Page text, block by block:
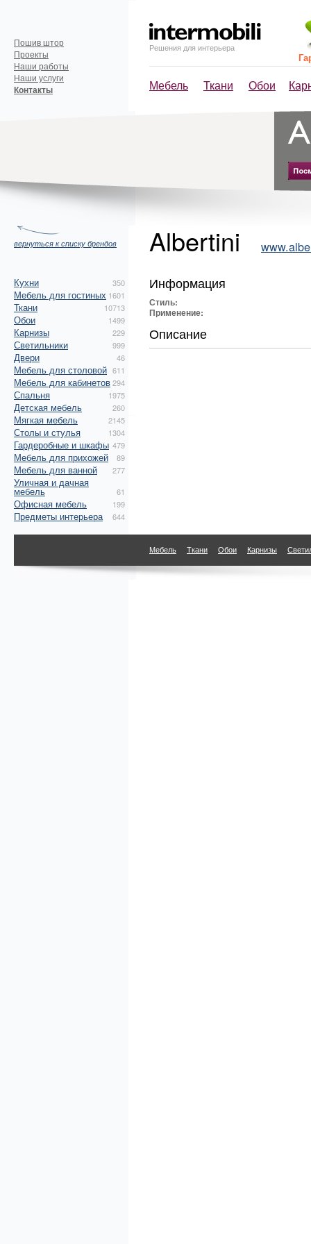
Решения для интерьера
Мебель Ткани Обои
Пошив штор
Проекты
Наши работы
Наши услуги
Контакты
вернуться к списку брендов
Кухни 350
Мебель для гостиных 1601
Ткани 10713
Обои 1499
Карнизы 229
Светильники 999
Двери 46
Мебель для столовой 611
Мебель для кабинетов294
Спальня 1975
Детская мебель 260
Мягкая мебель 2145
Столы и стулья 1304
Гардеробные и шкафы 479
Мебель для прихожей 89
Мебель для ванной 277
Уличная и дачная
мебель 61
Офисная мебель 199
Предметы интерьера 644
Albertini
Информация
Стиль:
Применение:
Описание
Мебель Ткани Обои Карнизы